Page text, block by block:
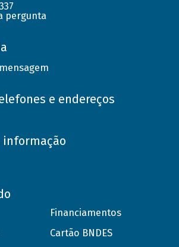
pergunta
e endereços
informação
Financiamentos
Cartão BNDES